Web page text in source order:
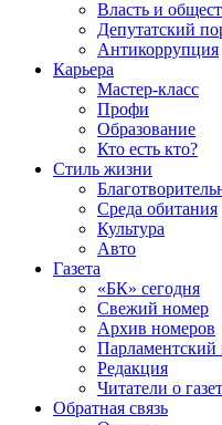
Власть и
Депутатский
Антикоррупция
Карьера
Мастер-класс
Профи
Образование
Кто есть кто?
Стиль жизни
Среда обитания
Культура
Авто
Газета
«БК» сегодня
Свежий номер
Архив номеров
Парламентский
Редакция
Читатели о
Обратная связь